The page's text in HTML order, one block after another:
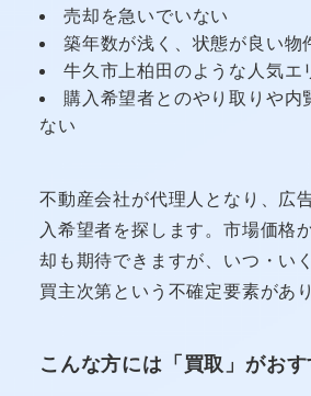
売却を急いでいない
築年数が浅く、状態が良い物
牛久市上柏田のような人気エ
購入希望者とのやり取りや内
ない
不動産会社が代理人となり、広
入希望者を探します。市場価格
却も期待できますが、いつ・い
買主次第という不確定要素があ
こんな方には「買取」がお